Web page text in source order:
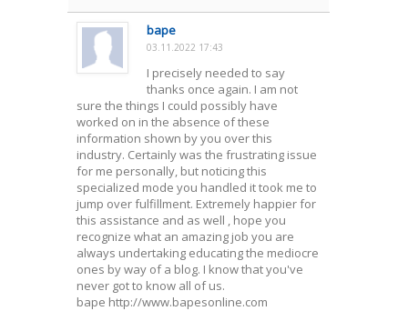
bape
03.11.2022 17:43
I precisely needed to say
thanks once again. I am not
sure the things I could possibly have
worked on in the absence of these
information shown by you over this
industry. Certainly was the frustrating issue
for me personally, but noticing this
specialized mode you handled it took me to
jump over fulfillment. Extremely happier for
this assistance and as well , hope you
recognize what an amazing job you are
always undertaking educating the mediocre
ones by way of a blog. I know that you've
never got to know all of us.
bape http://www.bapesonline.com